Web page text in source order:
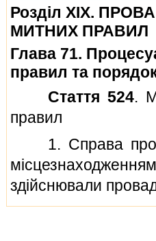
Роздiл XIX.
МИТНИХ ПРАВИЛ
Глава 71.
правил та
Стаття 524.
правил
1. Справа про
здiйснювали